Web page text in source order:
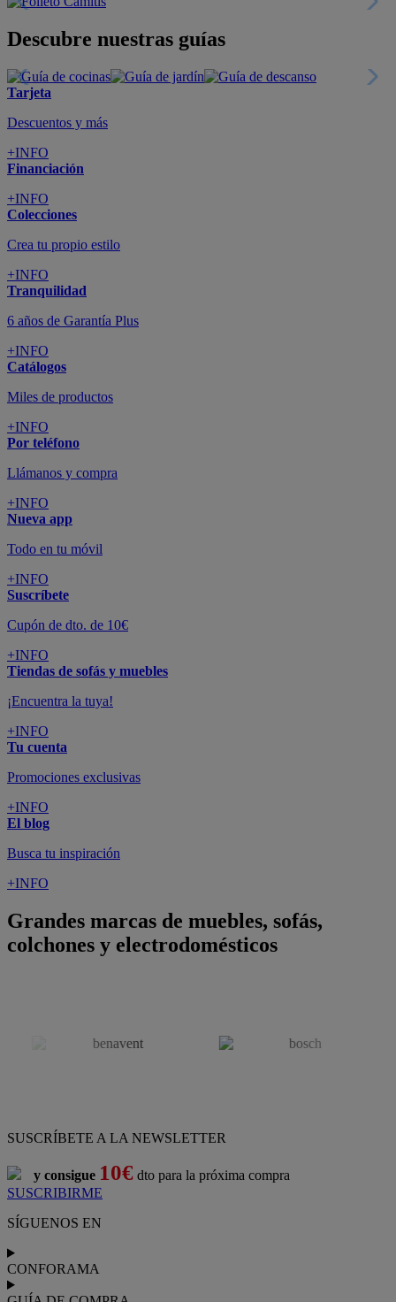
Descubre nuestras guías
Tarjeta
Descuentos y más
+INFO
Financiación
+INFO
Colecciones
Crea tu propio estilo
+INFO
Tranquilidad
6 años de Garantía Plus
+INFO
Catálogos
Miles de productos
+INFO
Por teléfono
Llámanos y compra
+INFO
Nueva app
Todo en tu móvil
+INFO
Suscríbete
Cupón de dto. de 10€
+INFO
Tiendas de sofás y muebles
¡Encuentra la tuya!
+INFO
Tu cuenta
Promociones exclusivas
+INFO
El blog
Busca tu inspiración
+INFO
Grandes marcas de muebles, sofás,
colchones y electrodomésticos
SUSCRÍBETE A LA NEWSLETTER
y consigue 10€ dto para la próxima compra
SUSCRIBIRME
SÍGUENOS EN
CONFORAMA